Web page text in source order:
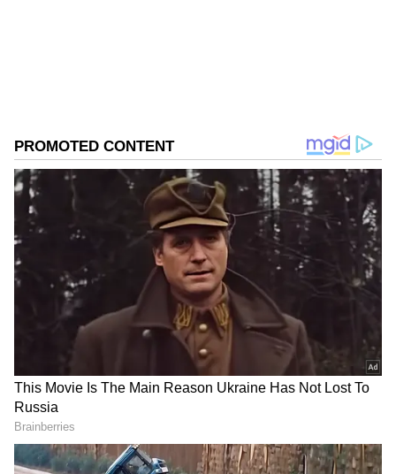
Related Articles
ವಿಧಾನಪರಿಷತ್ ಚುನಾವಣೆ: ಬಿಜೆಪಿ, ಕಾಂಗ್ರೆಸ್‌ನಲ್ಲಿ
ಟಿಕೆಟ್‌ಗಾಗಿ ಪಟ್ಟು, ಹೈಕಮಾಂಡ್‌ಗೆ ಇಕ್ಕಟ್ಟು
MLC Election: ವಿಧಾನಪರಿಷತ್ ಚುನಾವಣೆ ಸಂಬಂಧ
ಬಿಎಸ್‌ವೈ ಫೋನ್, ಎಚ್‌ಡಿಕೆ ಹೊಸ ಬಾಂಬ್
DOWNLOAD APP